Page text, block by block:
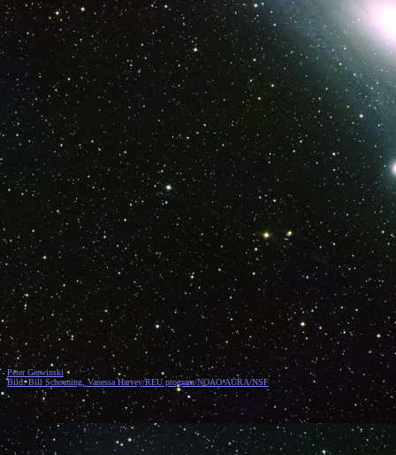
Peter Gerwinski
Bild: Bill Schoening, Vanessa Harvey/REU program/NOAO/AURA/NSF